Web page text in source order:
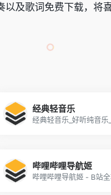
及歌词免费下载，将
经典轻音乐
经典轻音乐_好听纯音
哔哩哔哩导航姬
哔哩哔哩导航姬 - B站